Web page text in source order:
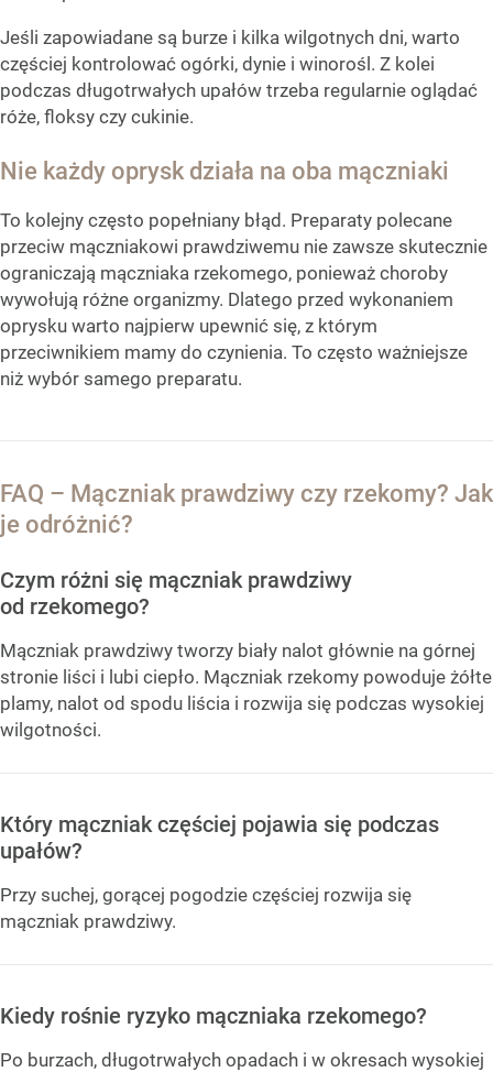
Jeśli zapowiadane są burze i kilka wilgotnych dni, warto
częściej kontrolować ogórki, dynie i winorośl. Z kolei
podczas długotrwałych upałów trzeba regularnie oglądać
róże, floksy czy cukinie.
Nie każdy oprysk działa na oba mączniaki
To kolejny często popełniany błąd. Preparaty polecane
przeciw mączniakowi prawdziwemu nie zawsze skutecznie
ograniczają mączniaka rzekomego, ponieważ choroby
wywołują różne organizmy. Dlatego przed wykonaniem
oprysku warto najpierw upewnić się, z którym
przeciwnikiem mamy do czynienia. To często ważniejsze
niż wybór samego preparatu.
FAQ – Mączniak prawdziwy czy rzekomy? Jak
je odróżnić?
Czym różni się mączniak prawdziwy
od rzekomego?
Mączniak prawdziwy tworzy biały nalot głównie na górnej
stronie liści i lubi ciepło. Mączniak rzekomy powoduje żółte
plamy, nalot od spodu liścia i rozwija się podczas wysokiej
wilgotności.
Który mączniak częściej pojawia się podczas
upałów?
Przy suchej, gorącej pogodzie częściej rozwija się
mączniak prawdziwy.
Kiedy rośnie ryzyko mączniaka rzekomego?
Po burzach, długotrwałych opadach i w okresach wysokiej